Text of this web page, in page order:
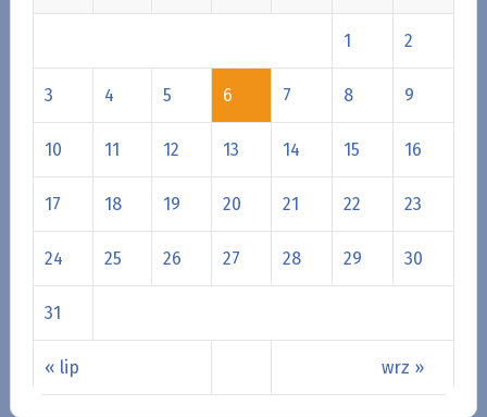
« lip wrz »
1 2
3 4 5 6 7 8 9
10 11 12 13 14 15 16
17 18 19 20 21 22 23
24 25 26 27 28 29 30
31